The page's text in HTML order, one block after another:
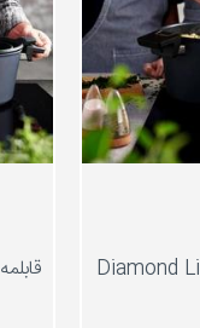
قابلمه 24 سانت Diamond Lite Woll